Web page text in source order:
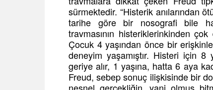
sürmektedir. “Histerik anılarından
tarihe göre bir nosografi bile
travmasının histeriklerinkinden
Çocuk 4 yaşından önce bir
deneyim yaşamıştır. Histeri için
geriye alır, 1 yaşına, hatta 6 aya
Freud, sebep sonuç ilişkisinde bir